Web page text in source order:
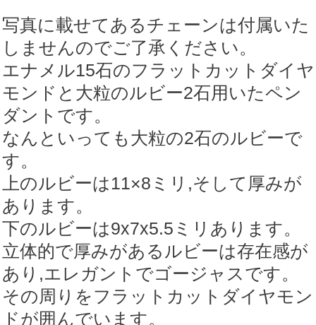
番
号
4591】
個
写真に載せてあるチェーンは付属いた
しませんのでご了承ください。
エナメル15石のフラットカットダイヤ
モンドと大粒のルビー2石用いたペン
ダントです。
なんといっても大粒の2石のルビーで
す。
上のルビーは11×8ミリ,そして厚みが
あります。
下のルビーは9x7x5.5ミリあります。
立体的で厚みがあるルビーは存在感が
あり,エレガントでゴージャスです。
その周りをフラットカットダイヤモン
ドが囲んでいます。